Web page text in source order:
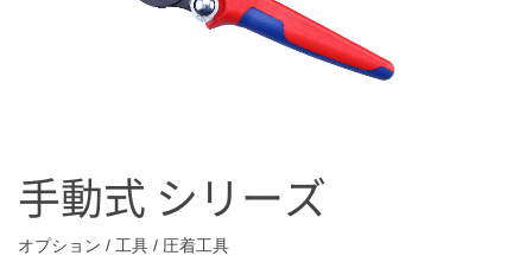
手動式 シリーズ
オプション / 工具 / 圧着工具